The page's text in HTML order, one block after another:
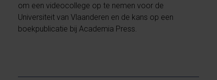
om een videocollege op te nemen voor de
Universiteit van Vlaanderen en de kans op een
boekpublicatie bij Academia Press.